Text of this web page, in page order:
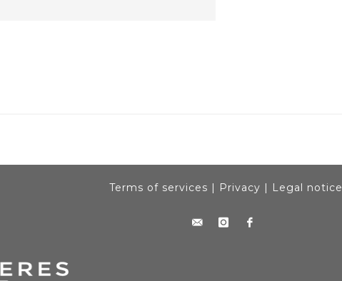
Terms of services | Privacy | Legal notice